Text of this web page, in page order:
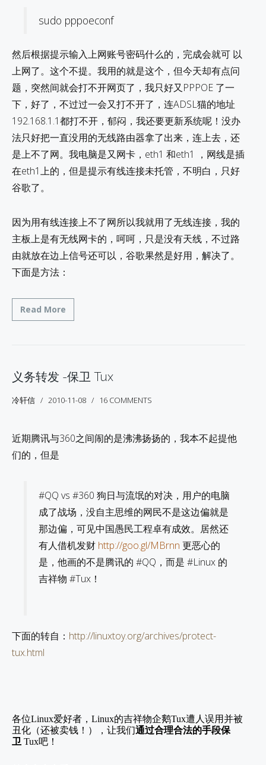
sudo pppoeconf
然后根据提示输入上网账号密码什么的，完成会就可 以
上网了。这个不提。我用的就是这个，但今天却有点问
题，突然间就会打不开网页了，我只好又PPPOE 了一
下，好了，不过过一会又打不开了，连ADSL猫的地址
192.168.1.1都打不开，郁闷，我还要更新系统呢！没办
法只好把一直没用的无线路由器拿了出来，连上去，还
是上不了网。我电脑是又网卡，eth1 和eth1 ，网线是插
在eth1上的，但是提示有线连接未托管，不明白，只好
谷歌了。
因为用有线连接上不了网所以我就用了无线连接，我的
主板上是有无线网卡的，呵呵，只是没有天线，不过路
由就放在边上信号还可以，谷歌果然是好用，解决了。
下面是方法：
Read More
义务转发 -保卫 Tux
冷轩信 2010-11-08 16 COMMENTS
近期腾讯与360之间闹的是沸沸扬扬的，我本不起提他
们的，但是
#QQ vs #360 狗日与流氓的对决，用户的电脑
成了战场，没自主思维的网民不是这边偏就是
那边偏，可见中国愚民工程卓有成效。居然还
有人借机发财 http://goo.gl/MBrnn 更恶心的
是，他画的不是腾讯的 #QQ，而是 #Linux 的
吉祥物 #Tux！
下面的转自： http://linuxtoy.org/archives/protect-
tux.html
各位Linux爱好者， Linux的吉祥物企鹅Tux遭人误用并被
丑化（还被卖钱！），让我们通过合理合法的手段保
卫 Tux吧！